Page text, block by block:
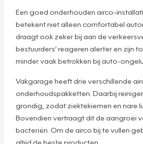
Een goed onderhouden airco-
betekent niet alleen comfortabel
draagt ook zeker bij aan de
bestuurders’ reageren alerter en zijn
minder vaak betrokken bij auto-
Vakgarage heeft drie verschillende
onderhoudspakketten. Daarbij
grondig, zodat ziektekiemen en nare
Bovendien vertraagt dit de aangroei
bacteriën. Om de airco bij te vullen
altijd de beste producten.